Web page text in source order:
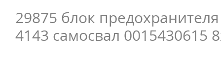
29875 блок
4143 самосвал 0015430615